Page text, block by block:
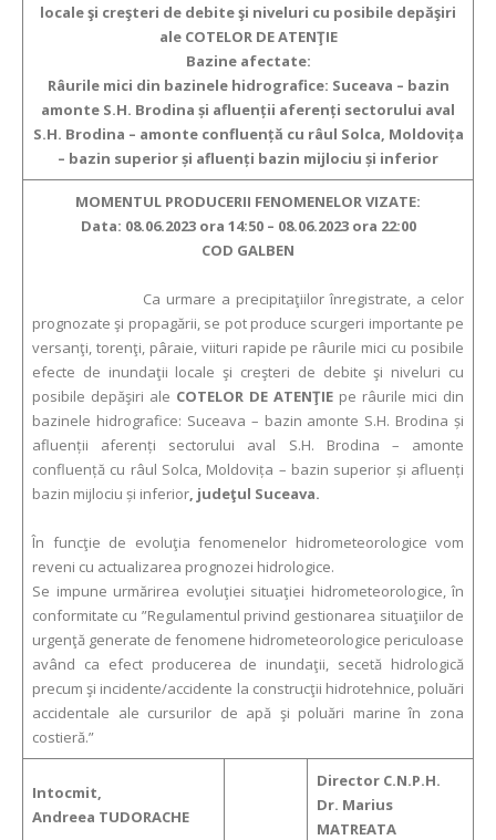
locale şi creşteri de debite şi niveluri cu posibile depăşiri
ale COTELOR DE ATENŢIE
Bazine afectate:
Râurile mici din bazinele hidrografice: Suceava – bazin
amonte S.H. Brodina și afluenții aferenți sectorului aval
S.H. Brodina – amonte confluență cu râul Solca, Moldovița
– bazin superior și afluenți bazin mijlociu și inferior
MOMENTUL PRODUCERII FENOMENELOR VIZATE:
Data: 08.06.2023 ora 14:50 – 08.06.2023 ora 22:00
COD GALBEN
Ca urmare a precipitaţiilor înregistrate, a celor
prognozate şi propagării, se pot produce scurgeri importante pe
versanţi, torenţi, pâraie, viituri rapide pe râurile mici cu posibile
efecte de inundaţii locale şi creşteri de debite şi niveluri cu
posibile depăşiri ale COTELOR DE ATENŢIE pe râurile mici din
bazinele hidrografice: Suceava – bazin amonte S.H. Brodina și
afluenții aferenți sectorului aval S.H. Brodina – amonte
confluență cu râul Solca, Moldovița – bazin superior și afluenți
bazin mijlociu și inferior, judeţul Suceava.
În funcţie de evoluţia fenomenelor hidrometeorologice vom
reveni cu actualizarea prognozei hidrologice.
Se impune urmărirea evoluţiei situaţiei hidrometeorologice, în
conformitate cu ”Regulamentul privind gestionarea situaţiilor de
urgenţă generate de fenomene hidrometeorologice periculoase
având ca efect producerea de inundaţii, secetă hidrologică
precum şi incidente/accidente la construcţii hidrotehnice, poluări
accidentale ale cursurilor de apă şi poluări marine în zona
costieră.”
Intocmit,
Andreea TUDORACHE
Director C.N.P.H.
Dr. Marius
MATREATA